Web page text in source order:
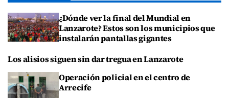
¿Dónde ver la final del Mundial en
Lanzarote? Estos son los municipios que
instalarán pantallas gigantes
Los alisios siguen sin dar tregua en Lanzarote
Operación policial en el centro de
Arrecife